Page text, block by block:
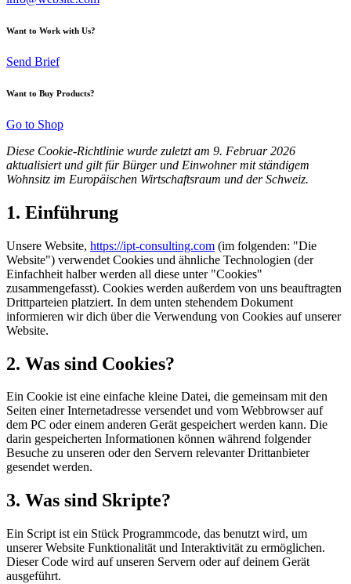
Want to Work with Us?
Send Brief
Want to Buy Products?
Go to Shop
Diese Cookie-Richtlinie wurde zuletzt am 9. Februar 2026
aktualisiert und gilt für Bürger und Einwohner mit ständigem
Wohnsitz im Europäischen Wirtschaftsraum und der Schweiz.
1. Einführung
Unsere Website, https://ipt-consulting.com (im folgenden: "Die
Website") verwendet Cookies und ähnliche Technologien (der
Einfachheit halber werden all diese unter "Cookies"
zusammengefasst). Cookies werden außerdem von uns beauftragten
Drittparteien platziert. In dem unten stehendem Dokument
informieren wir dich über die Verwendung von Cookies auf unserer
Website.
2. Was sind Cookies?
Ein Cookie ist eine einfache kleine Datei, die gemeinsam mit den
Seiten einer Internetadresse versendet und vom Webbrowser auf
dem PC oder einem anderen Gerät gespeichert werden kann. Die
darin gespeicherten Informationen können während folgender
Besuche zu unseren oder den Servern relevanter Drittanbieter
gesendet werden.
3. Was sind Skripte?
Ein Script ist ein Stück Programmcode, das benutzt wird, um
unserer Website Funktionalität und Interaktivität zu ermöglichen.
Dieser Code wird auf unseren Servern oder auf deinem Gerät
ausgeführt.